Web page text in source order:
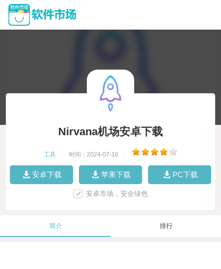
Nirvana机场安卓下载
工具 时间：2024-07-16
安卓下载 苹果下载 PC下载
安卓市场，安全绿色
简介 排行